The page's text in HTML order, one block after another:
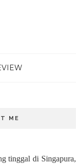
ME
tinggal di Singapura,